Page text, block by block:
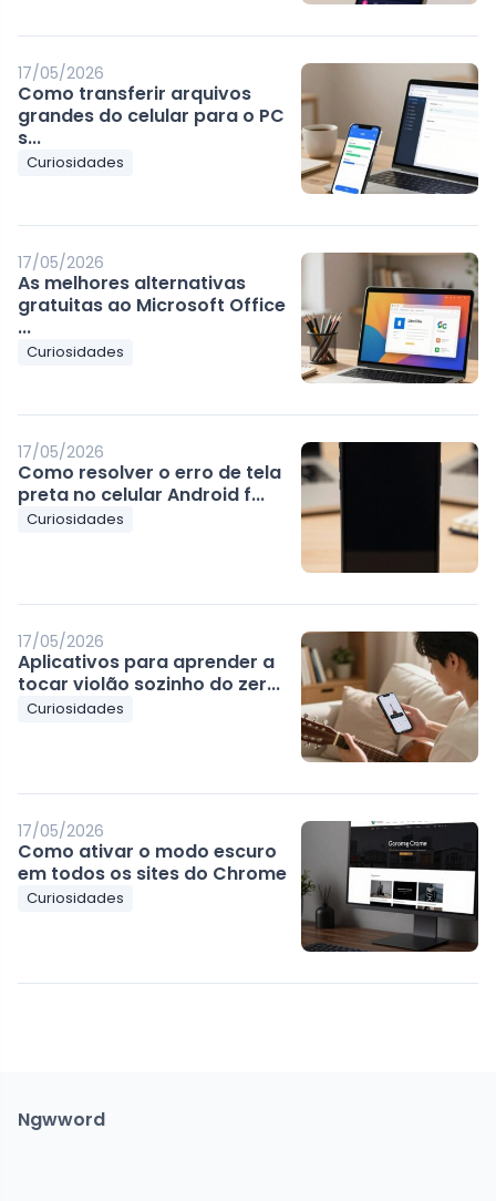
17/05/2026
Como transferir arquivos
grandes do celular para o PC
s...
Curiosidades
17/05/2026
As melhores alternativas
gratuitas ao Microsoft Office
...
Curiosidades
17/05/2026
Como resolver o erro de tela
preta no celular Android f...
Curiosidades
17/05/2026
Aplicativos para aprender a
tocar violão sozinho do zer...
Curiosidades
17/05/2026
Como ativar o modo escuro
em todos os sites do Chrome
Curiosidades
Ngwword